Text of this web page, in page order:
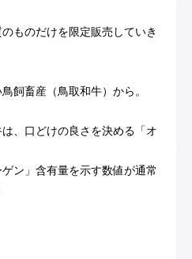
ものだけを限定販売していき
飼畜産（鳥取和牛）から。
、口どけの良さを決める「オ
ン」含有量を示す数値が通常